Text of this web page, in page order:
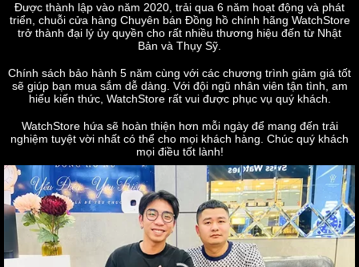
Được thành lập vào năm 2020, trải qua 6 năm hoạt động và phát
triển, chuỗi cửa hàng Chuyên bán Đồng hồ chính hãng WatchStore
trở thành đại lý ủy quyền cho rất nhiều thương hiệu đến từ Nhật
Bản và Thụy Sỹ.
Chính sách bảo hành 5 năm cùng với các chương trình giảm giá tốt
sẽ giúp bạn mua sắm dễ dàng. Với đội ngũ nhân viên tận tình, am
hiểu kiến thức, WatchStore rất vui được phục vụ quý khách.
WatchStore hứa sẽ hoàn thiện hơn mỗi ngày để mang đến trải
nghiệm tuyệt vời nhất có thể cho mọi khách hàng. Chúc quý khách
mọi điều tốt lành!